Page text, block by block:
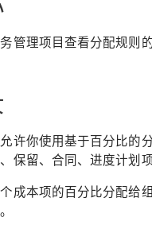
管理项目查看分配规则
许你使用基于百分比的
保留、合同、进度计划
成本项的百分比分配给